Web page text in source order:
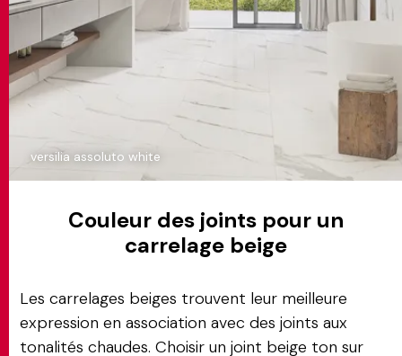
versilia assoluto white
Couleur des joints pour un
carrelage beige
Les carrelages beiges trouvent leur meilleure
expression en association avec des joints aux
tonalités chaudes. Choisir un joint beige ton sur